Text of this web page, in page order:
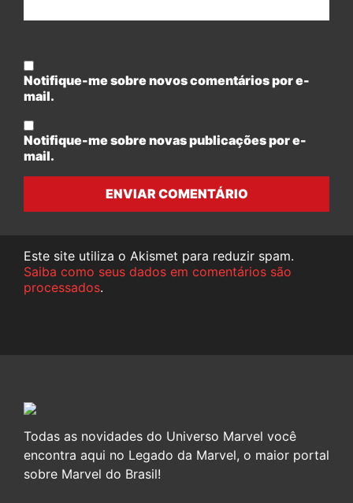
Notifique-me sobre novos comentários por e-
mail.
Notifique-me sobre novas publicações por e-
mail.
ENVIAR COMENTÁRIO
Este site utiliza o Akismet para reduzir spam.
Saiba como seus dados em comentários são
processados.
Todas as novidades do Universo Marvel você
encontra aqui no Legado da Marvel, o maior portal
sobre Marvel do Brasil!